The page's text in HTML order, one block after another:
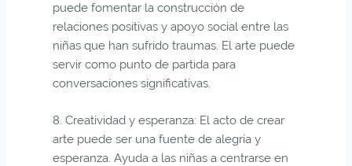
puede fomentar la construcción de
relaciones positivas y apoyo social entre las
niñas que han sufrido traumas. El arte puede
servir como punto de partida para
conversaciones significativas.
8. Creatividad y esperanza: El acto de crear
arte puede ser una fuente de alegría y
esperanza. Ayuda a las niñas a centrarse en